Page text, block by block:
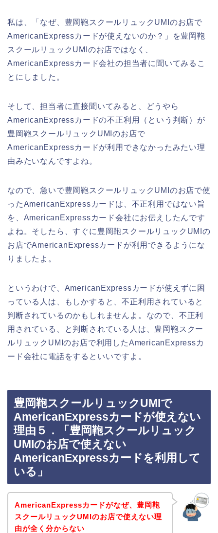
私は、「なぜ、豊岡鞄スクールリュックUMIのお店で
AmericanExpressカードが使えないのか？」を豊岡鞄
スクールリュックUMIのお店ではなく、
AmericanExpressカード会社の担当者に聞いてみるこ
とにしました。
そして、担当者に直接聞いてみると、どうやら
AmericanExpressカードの不正利用（という判断）が
豊岡鞄スクールリュックUMIのお店で
AmericanExpressカードが利用できなかったみたい理
由みたいなんですよね。
なので、急いで豊岡鞄スクールリュックUMIのお店で使
ったAmericanExpressカードは、不正利用ではない旨
を、AmericanExpressカード会社にお伝えしたんです
よね。そしたら、すぐに豊岡鞄スクールリュックUMIの
お店でAmericanExpressカードが利用できるようにな
りましたよ。
というわけで、AmericanExpressカードが使えずに困
っている人は、もしかすると、不正利用されていると
判断されているのかもしれませんよ。なので、不正利
用されている、と判断されている人は、豊岡鞄スクー
ルリュックUMIのお店で利用したAmericanExpressカ
ード会社に電話をするといいですよ。
豊岡鞄スクールリュックUMIで
AmericanExpressカードが使えない
理由５．「豊岡鞄スクールリュック
UMIのお店で使えない
AmericanExpressカードを利用して
いる」
AmericanExpressカードがなぜ、豊岡鞄
スクールリュックUMIのお店で使えない理
由が全く分からない